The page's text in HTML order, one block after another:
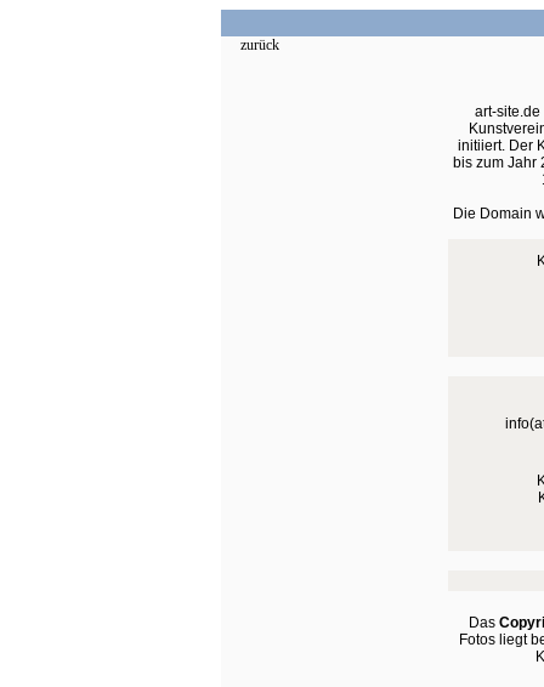
zurück
art-site.de
initiiert. Der
bis zum Jahr
Die Domain
Das
Fotos liegt